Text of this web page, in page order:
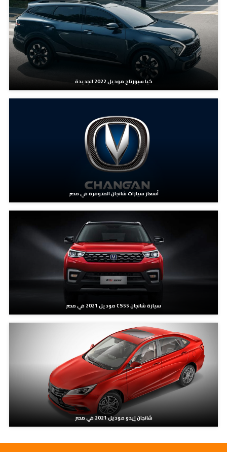
كيا سبورتاج موديل 2022 الجديدة
أسعار سيارات شانجان المتوفرة في مصر
سيارة شانجان CS55 موديل 2021 في مصر
شانجان إيدو موديل 2021 في مصر